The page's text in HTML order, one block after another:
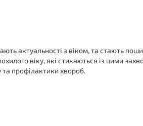
актуальності з віком, та стають
віку, які стикаються із цими
та профілактики хвороб.